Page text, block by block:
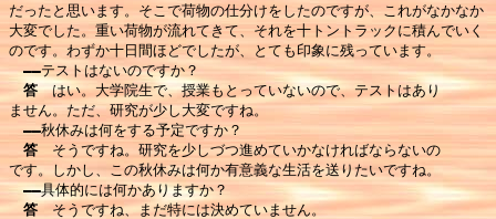
だったと思います。そこで荷物の仕分けをしたのですが、これがなかなか
大変でした。重い荷物が流れてきて、それを十トントラックに積んでいく
のです。わずか十日間ほどでしたが、とても印象に残っています。
――テストはないのですか？
答 はい。大学院生で、授業もとっていないので、テストはあり
ません。ただ、研究が少し大変ですね。
――秋休みは何をする予定ですか？
答 そうですね。研究を少しづつ進めていかなければならないの
です。しかし、この秋休みは何か有意義な生活を送りたいですね。
――具体的には何かありますか？
答